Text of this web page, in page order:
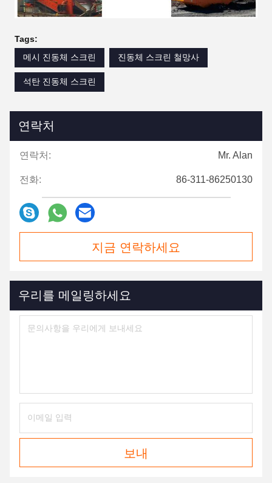
Tags:
메시 진동체 스크린
진동체 스크린 철망사
석탄 진동체 스크린
연락처
연락처: Mr. Alan
전화: 86-311-86250130
지금 연락하세요
우리를 메일링하세요
보내